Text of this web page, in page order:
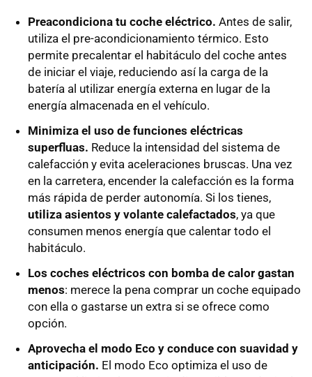
Preacondiciona tu coche eléctrico. Antes de salir,
utiliza el pre-acondicionamiento térmico. Esto
permite precalentar el habitáculo del coche antes
de iniciar el viaje, reduciendo así la carga de la
batería al utilizar energía externa en lugar de la
energía almacenada en el vehículo.
Minimiza el uso de funciones eléctricas
superfluas. Reduce la intensidad del sistema de
calefacción y evita aceleraciones bruscas. Una vez
en la carretera, encender la calefacción es la forma
más rápida de perder autonomía. Si los tienes,
utiliza asientos y volante calefactados, ya que
consumen menos energía que calentar todo el
habitáculo.
Los coches eléctricos con bomba de calor gastan
menos: merece la pena comprar un coche equipado
con ella o gastarse un extra si se ofrece como
opción.
Aprovecha el modo Eco y conduce con suavidad y
anticipación. El modo Eco optimiza el uso de